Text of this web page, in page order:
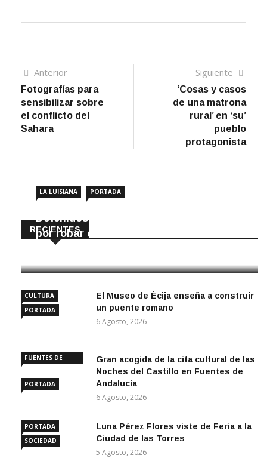
Navegación
de
entradas
AnteriorArtículo
anterior
Fotografías para
sensibilizar sobre
el conflicto del
Sahara
Siguiente
‘Cosas y casos
de una matrona
rural’ en ‘su’
pueblo
protagonista
RECIENTES
LA LUISIANA PORTADA
Detenidos dos vecinos de La Luisiana
por robar en locales de la localidad
CULTURA
PORTADA
El Museo de Écija enseña a construir
un puente romano
6 Agosto, 2026
FUENTES DE
PORTADA
Gran acogida de la cita cultural de las
Noches del Castillo en Fuentes de
Andalucía
6 Agosto, 2026
PORTADA
SOCIEDAD
Luna Pérez Flores viste de Feria a la
Ciudad de las Torres
5 Agosto, 2026